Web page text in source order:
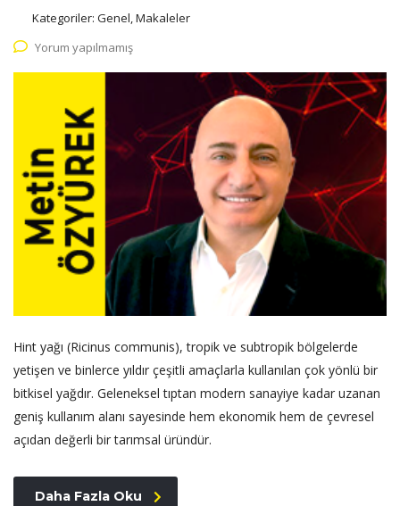
Kategoriler: Genel, Makaleler
Yorum yapılmamış
Hint yağı (Ricinus communis), tropik ve subtropik bölgelerde
yetişen ve binlerce yıldır çeşitli amaçlarla kullanılan çok yönlü bir
bitkisel yağdır. Geleneksel tıptan modern sanayiye kadar uzanan
geniş kullanım alanı sayesinde hem ekonomik hem de çevresel
açıdan değerli bir tarımsal üründür.
Daha Fazla Oku